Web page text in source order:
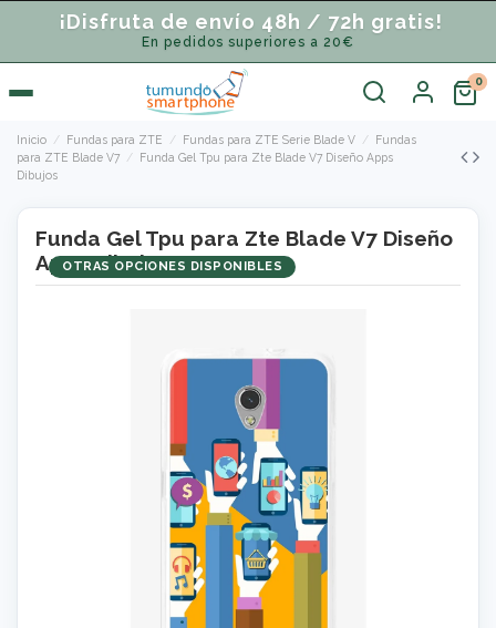
¡Disfruta de envío 48h / 72h gratis!
En pedidos superiores a 20€
Inicio Fundas para ZTE Fundas para ZTE Serie Blade V
Fundas
para ZTE Blade V7
Funda Gel Tpu para Zte Blade V7 Diseño Apps
Dibujos
Funda Gel Tpu para Zte Blade V7 Diseño
Apps Dibujos
OTRAS OPCIONES DISPONIBLES